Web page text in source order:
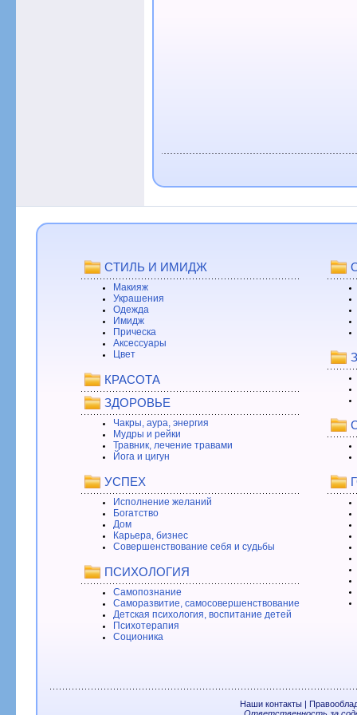
СТИЛЬ И ИМИДЖ
Макияж
Украшения
Одежда
Имидж
Прическа
Аксессуары
Цвет
КРАСОТА
ЗДОРОВЬЕ
Чакры, аура, энергия
Мудры и рейки
Травник, лечение травами
Йога и цигун
УСПЕХ
Исполнение желаний
Богатство
Дом
Карьера, бизнес
Совершенствование себя и судьбы
ПСИХОЛОГИЯ
Самопознание
Саморазвитие, самосовершенствование
Детская психология, воспитание детей
Психотерапия
Соционика
Наши контакты|
Ответственность за